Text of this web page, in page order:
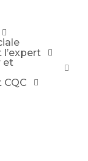
et
CQC